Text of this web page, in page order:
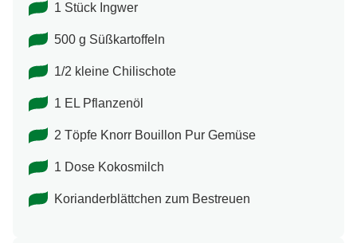
1 Stück Ingwer
500 g Süßkartoffeln
1/2 kleine Chilischote
1 EL Pflanzenöl
2 Töpfe Knorr Bouillon Pur Gemüse
1 Dose Kokosmilch
Korianderblättchen zum Bestreuen